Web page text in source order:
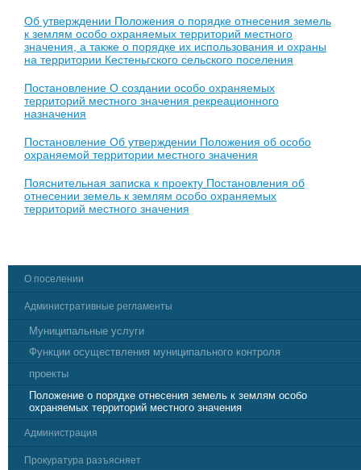
Об утверждении Положения о порядке отнесения земель
к землям особо охраняемых территорий местного
значения, а также о порядке их использования и охраны
на территории Кестеньгского сельского поселения
Постановление О создании особо охраняемых
территорий местного значения рекреационного
назначения
Постановление Об утверждении Положения об особо
охраняемой территории местного значения
Пояснительная записка к проекту Постановления об
отнесении земель к землям особо охраняемых
территорий местного значения
О поселении
Административные регламенты
Муниципальные услуги
Функции осуществления муниципального контроля
проекты
Положение о порядке отнесения земель к землям особо
охраняемых территорий местного значения
Администрация
Прокуратура разъясняет